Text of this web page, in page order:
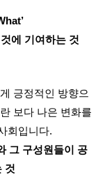
에 기여하는 것
긍정적인 방향으
보다 나은 변화를
회입니다.
그 구성원들이 공
것